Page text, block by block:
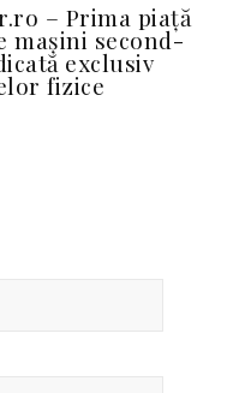
– Prima piață
mașini second-
exclusiv
fizice